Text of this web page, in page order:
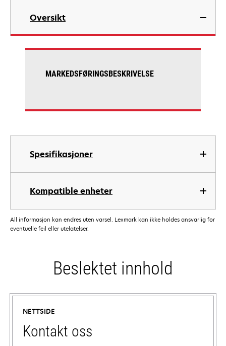
Oversikt
Spesifikasjoner
Kompatible enheter
MARKEDSFØRINGSBESKRIVELSE
All informasjon kan endres uten varsel. Lexmark kan ikke holdes ansvarlig for
eventuelle feil eller utelatelser.
Beslektet innhold
NETTSIDE
Kontakt oss